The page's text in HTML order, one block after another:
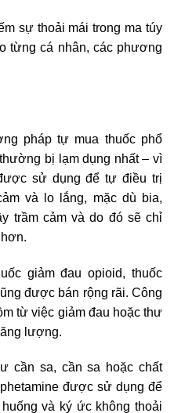
sự thoải mái trong ma túy
từng cá nhân, các phương
pháp tự mua thuốc phổ
bị lạm dụng nhất – vì
sử dụng để tự điều trị
và lo lắng, mặc dù bia,
trầm cảm và do đó sẽ chỉ
giảm đau opioid, thuốc
được bán rộng rãi. Công
từ việc giảm đau hoặc thư
lượng.
cần sa, cần sa hoặc chất
được sử dụng để
và ký ức không thoải